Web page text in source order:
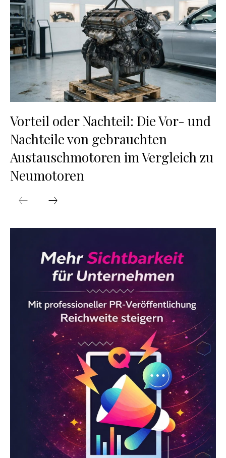
Vorteil oder Nachteil: Die Vor- und
Nachteile von gebrauchten
Austauschmotoren im Vergleich zu
Neumotoren